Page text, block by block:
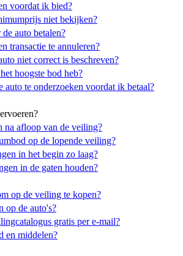
voordat ik bied?
niet bekijken?
auto betalen?
transactie te annuleren?
niet correct is beschreven?
hoogste bod heb?
auto te onderzoeken voordat ik betaal?
na afloop van de veiling?
op de lopende veiling?
in het begin zo laag?
in de gaten houden?
op de veiling te kopen?
op de auto's?
gratis per e-mail?
en middelen?